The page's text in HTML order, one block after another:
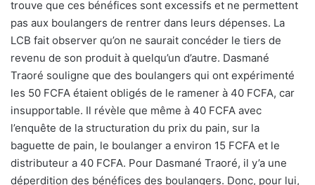
trouve que ces bénéfices sont excessifs et ne permettent
pas aux boulangers de rentrer dans leurs dépenses. La
LCB fait observer qu’on ne saurait concéder le tiers de
revenu de son produit à quelqu’un d’autre. Dasmané
Traoré souligne que des boulangers qui ont expérimenté
les 50 FCFA étaient obligés de le ramener à 40 FCFA, car
insupportable. Il révèle que même à 40 FCFA avec
l’enquête de la structuration du prix du pain, sur la
baguette de pain, le boulanger a environ 15 FCFA et le
distributeur a 40 FCFA. Pour Dasmané Traoré, il y’a une
déperdition des bénéfices des boulangers. Donc, pour lui,